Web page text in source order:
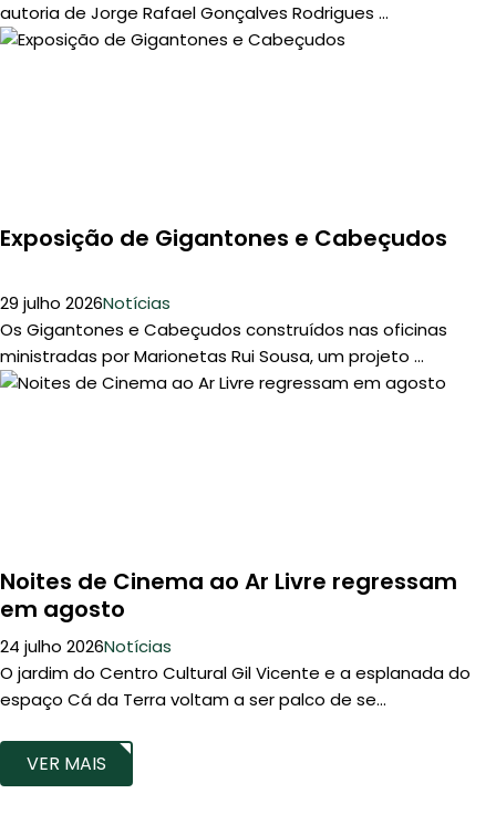
autoria de Jorge Rafael Gonçalves Rodrigues ...
Exposição de Gigantones e Cabeçudos
29 julho 2026Notícias
Os Gigantones e Cabeçudos construídos nas oficinas
ministradas por Marionetas Rui Sousa, um projeto ...
Noites de Cinema ao Ar Livre regressam
em agosto
24 julho 2026Notícias
O jardim do Centro Cultural Gil Vicente e a esplanada do
espaço Cá da Terra voltam a ser palco de se...
VER MAIS